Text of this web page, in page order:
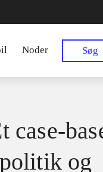
Noder Søg
case-
og